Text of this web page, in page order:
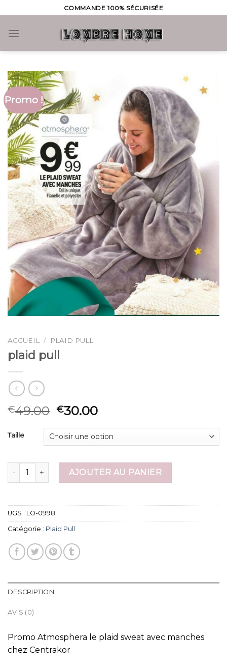
to
content
COMMANDE 100% SÉCURISÉE
Promo !
ACCUEIL / PLAID PULL
plaid pull
€49.00 €30.00
Taille
quantité de plaid pullAJOUTER AU PANIER
UGS : LO-0998
Catégorie : Plaid Pull
DESCRIPTION
AVIS (0)
Promo Atmosphera le plaid sweat avec manches
chez Centrakor